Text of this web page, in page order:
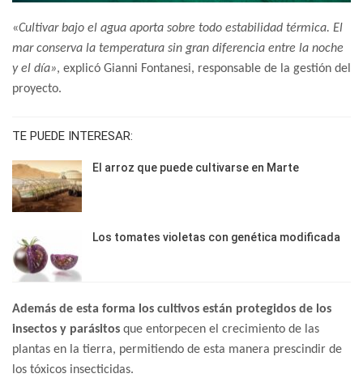
«Cultivar bajo el agua aporta sobre todo estabilidad térmica. El
mar conserva la temperatura sin gran diferencia entre la noche
y el día», explicó Gianni Fontanesi, responsable de la gestión del
proyecto.
TE PUEDE INTERESAR:
El arroz que puede cultivarse en Marte
Los tomates violetas con genética modificada
Además de esta forma los cultivos están protegidos de los
insectos y parásitos que entorpecen el crecimiento de las
plantas en la tierra, permitiendo de esta manera prescindir de
los tóxicos insecticidas.